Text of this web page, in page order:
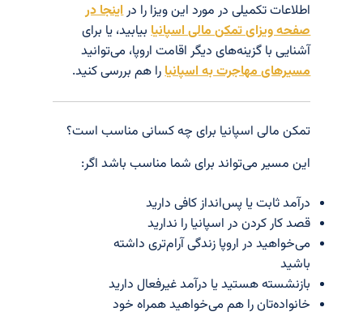
اطلاعات تکمیلی در مورد این ویزا را در اینجا در
صفحه ویزای تمکن مالی اسپانیابیابید، یا برای
آشنایی با گزینه‌های دیگر اقامت اروپا، می‌توانید
مسیرهای مهاجرت به اسپانیارا هم بررسی کنید.
تمکن مالی اسپانیا برای چه کسانی مناسب است؟
این مسیر می‌تواند برای شما مناسب باشد اگر:
درآمد ثابت یا پس‌انداز کافی دارید
قصد کار کردن در اسپانیا را ندارید
می‌خواهید در اروپا زندگی آرام‌تری داشته
باشید
بازنشسته هستید یا درآمد غیرفعال دارید
خانواده‌تان را هم می‌خواهید همراه خود